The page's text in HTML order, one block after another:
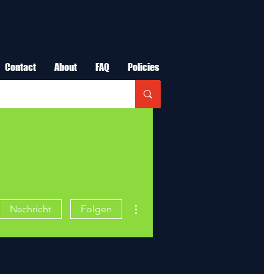
Contact About FAQ Policies
Nachricht Folgen